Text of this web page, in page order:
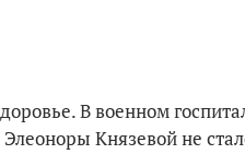
В военном
Князевой не